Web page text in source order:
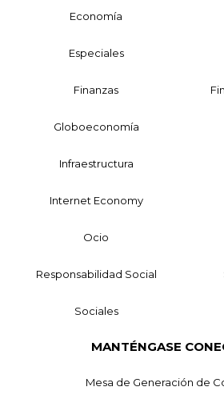
Economía
Especiales
Finanzas
Globoeconomía
Infraestructura
Internet Economy
Ocio
Responsabilidad Social
Sociales
MANTÉNGASE
Mesa de Generación de